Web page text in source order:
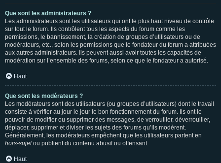
Que sont les administrateurs ?
Les administrateurs sont les utilisateurs qui ont le plus haut niveau de contrôle
sur tout le forum. Ils contrôlent tous les aspects du forum comme les
permissions, le bannissement, la création de groupes d’utilisateurs ou de
modérateurs, etc., selon les permissions que le fondateur du forum a attribuées
aux autres administrateurs. Ils peuvent aussi avoir toutes les capacités de
modération sur l’ensemble des forums, selon ce que le fondateur a autorisé.
Haut
Que sont les modérateurs ?
Les modérateurs sont des utilisateurs (ou groupes d’utilisateurs) dont le travail
consiste à vérifier au jour le jour le bon fonctionnement du forum. Ils ont le
pouvoir de modifier ou supprimer des messages, de verrouiller, déverrouiller,
déplacer, supprimer et diviser les sujets des forums qu’ils modèrent.
Généralement, les modérateurs empêchent que les utilisateurs partent en
hors-sujetou publient du contenu abusif ou offensant.
Haut